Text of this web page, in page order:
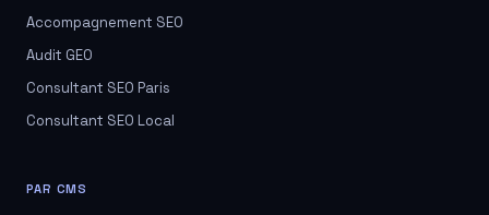
Accompagnement SEO
Audit GEO
Consultant SEO Paris
Consultant SEO Local
PAR CMS